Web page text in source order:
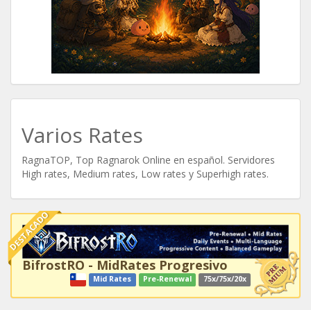
Varios Rates
RagnaTOP, Top Ragnarok Online en español. Servidores
High rates, Medium rates, Low rates y Superhigh rates.
DESTACADO
BifrostRO - MidRates Progresivo
Mid Rates Pre-Renewal 75x/75x/20x